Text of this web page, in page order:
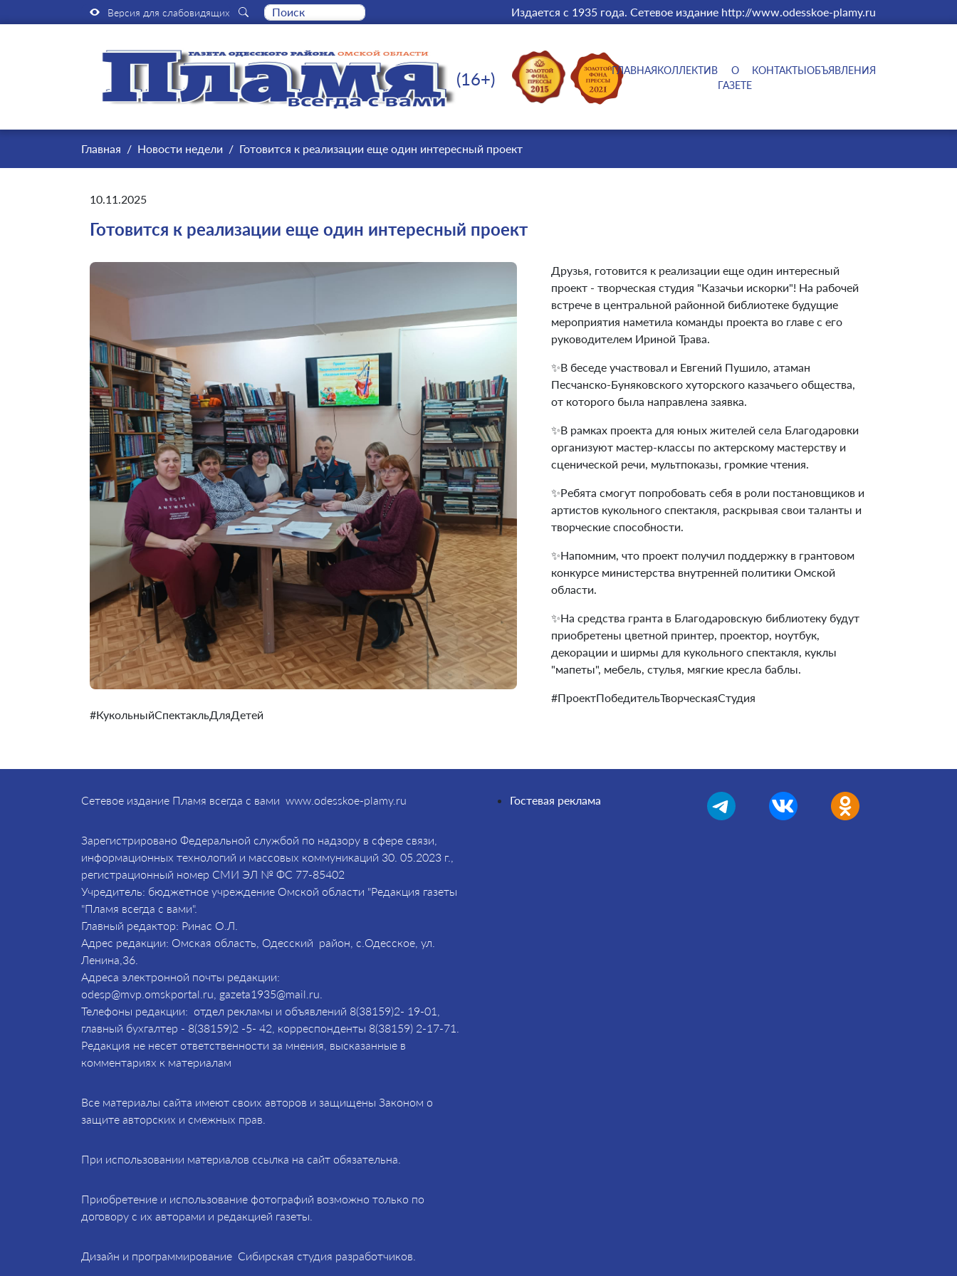
Версия для слабовидящих Издается с 1935 года. Сетевое издание http://www.odesskoe-plamy.ru
(16+) ГЛАВНАЯКОЛЛЕКТИВ
О
ГАЗЕТЕ
КОНТАКТЫОБЪЯВЛЕНИЯ
Главная Новости недели Готовится к реализации еще один интересный проект
10.11.2025
Готовится к реализации еще один интересный проект
Друзья, готовится к реализации еще один интересный
проект - творческая студия "Казачьи искорки"! На рабочей
встрече в центральной районной библиотеке будущие
мероприятия наметила команды проекта во главе с его
руководителем Ириной Трава.
✨В беседе участвовал и Евгений Пушило, атаман
Песчанско-Буняковского хуторского казачьего общества,
от которого была направлена заявка.
✨В рамках проекта для юных жителей села Благодаровки
организуют мастер-классы по актерскому мастерству и
сценической речи, мультпоказы, громкие чтения.
✨Ребята смогут попробовать себя в роли постановщиков и
артистов кукольного спектакля, раскрывая свои таланты и
творческие способности.
✨Напомним, что проект получил поддержку в грантовом
конкурсе министерства внутренней политики Омской
области.
✨На средства гранта в Благодаровскую библиотеку будут
приобретены цветной принтер, проектор, ноутбук,
декорации и ширмы для кукольного спектакля, куклы
"мапеты", мебель, стулья, мягкие кресла баблы.
#ПроектПобедительТворческаяСтудия
#КукольныйСпектакльДляДетей
Сетевое издание Пламя всегда с вами www.odesskoe-plamy.ru
Зарегистрировано Федеральной службой по надзору в сфере связи,
информационных технологий и массовых коммуникаций 30. 05.2023 г.,
регистрационный номер СМИ ЭЛ № ФС 77-85402
Учредитель: бюджетное учреждение Омской области "Редакция газеты
"Пламя всегда с вами".
Главный редактор: Ринас О.Л.
Адрес редакции: Омская область, Одесский район, с.Одесское, ул.
Ленина,36.
Адреса электронной почты редакции:
odesp@mvp.omskportal.ru, gazeta1935@mail.ru.
Телефоны редакции: отдел рекламы и объявлений 8(38159)2- 19-01,
главный бухгалтер - 8(38159)2 -5- 42, корреспонденты 8(38159) 2-17-71.
Редакция не несет ответственности за мнения, высказанные в
комментариях к материалам
Все материалы сайта имеют своих авторов и защищены Законом о
защите авторских и смежных прав.
При использовании материалов ссылка на сайт обязательна.
Приобретение и использование фотографий возможно только по
договору с их авторами и редакцией газеты.
Дизайн и программирование Сибирская студия разработчиков.
Гостевая реклама